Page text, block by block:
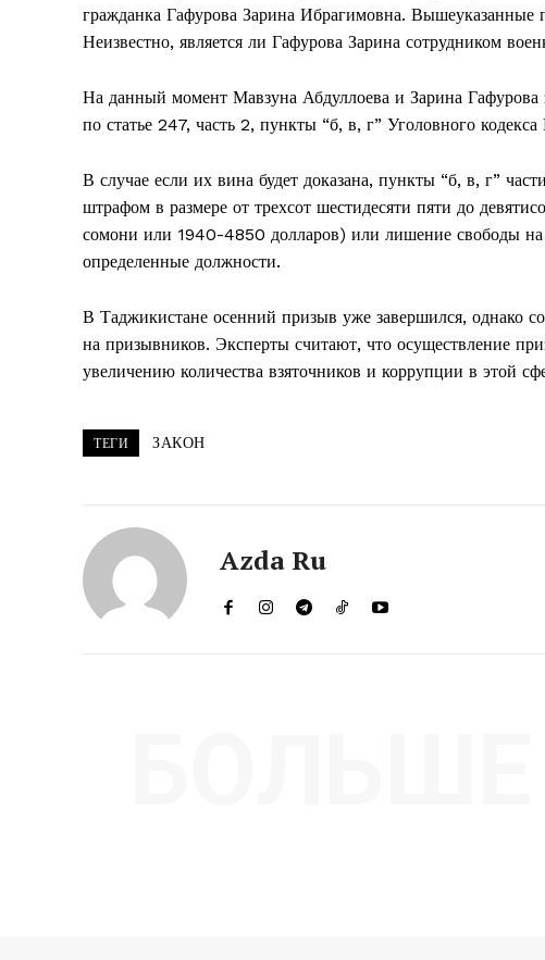
гражданка Гафурова Зарина Ибрагимовна. Вышеуказанные
Неизвестно, является ли Гафурова Зарина сотрудником
На данный момент Мавзуна Абдуллоева и Зарина
по статье 247, часть 2, пункты “б, в, г” Уголовного
В случае если их вина будет доказана, пункты “б, в, г”
штрафом в размере от трехсот шестидесяти пяти до
сомони или 1940-4850 долларов) или лишение свободы на
определенные должности.
В Таджикистане осенний призыв уже завершился, однако
на призывников. Эксперты считают, что осуществление
увеличению количества взяточников и коррупции в этой
ТЕГИ ЗАКОН
Azda Ru